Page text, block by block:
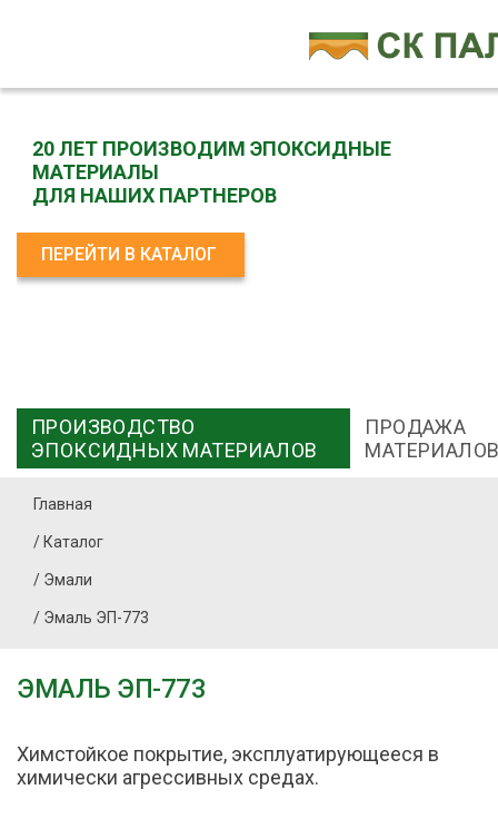
20 ЛЕТ ПРОИЗВОДИМ ЭПОКСИДНЫЕ
МАТЕРИАЛЫ
ДЛЯ НАШИХ ПАРТНЕРОВ
ПЕРЕЙТИ В КАТАЛОГ
ПРОИЗВОДСТВО
ЭПОКСИДНЫХ МАТЕРИАЛОВ
ПРОДАЖА
Главная
/ Каталог
/ Эмали
/ Эмаль ЭП-773
ЭМАЛЬ ЭП-773
Химстойкое покрытие, эксплуатирующееся в
химически агрессивных средах.